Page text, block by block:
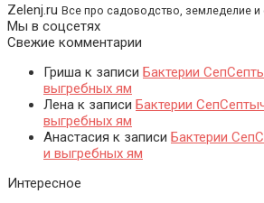
Zelenj.ru Все про садоводство, земледелие
Мы в соцсетях
Свежие комментарии
Гриша к записи Бактерии
выгребных ям
Лена к записи Бактерии
выгребных ям
Анастасия к записи Бактерии
и выгребных ям
Интересное